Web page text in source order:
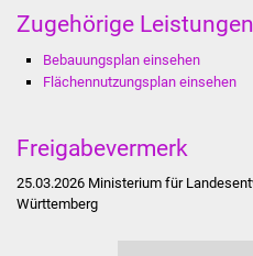
Zugehörige Leistungen
Bebauungsplan einsehen
Flächennutzungsplan einsehen
Freigabevermerk
25.03.2026 Ministerium für
Württemberg